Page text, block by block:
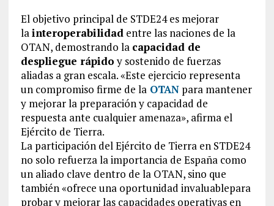
El objetivo principal de STDE24 es mejorar
lainteroperabilidadentre las naciones de la
OTAN, demostrando la capacidad de
despliegue rápidoy sostenido de fuerzas
aliadas a gran escala. «Este ejercicio representa
un compromiso firme de laOTANpara mantener
y mejorar la preparación y capacidad de
respuesta ante cualquier amenaza», afirma el
Ejército de Tierra.
La participación del Ejército de Tierra en STDE24
no solo refuerza la importancia de España como
un aliado clave dentro de la OTAN, sino que
también «ofrece una oportunidad invaluablepara
probar y mejorar las capacidades operativas en